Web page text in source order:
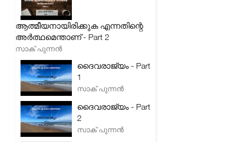
ആത്മീയനായിരിക്കുക എന്നതിന്റെ
അർത്ഥമെന്താണ് - Part 2
സാക് പുന്നൻ
ദൈവരാജ്യം - Part
1
സാക് പുന്നൻ
ദൈവരാജ്യം - Part
2
സാക് പുന്നൻ